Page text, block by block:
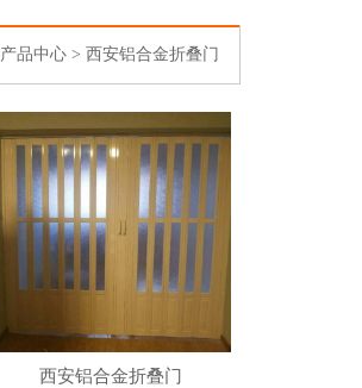
产品中心 >西安铝合金折叠门
西安铝合金折叠门